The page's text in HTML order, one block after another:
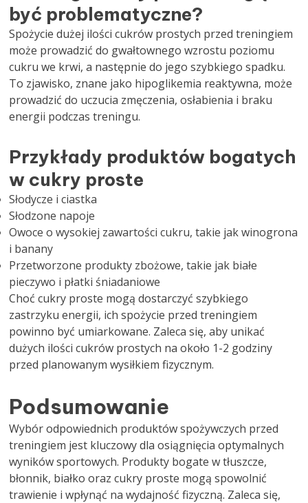
być problematyczne?
Spożycie dużej ilości cukrów prostych przed treningiem
może prowadzić do gwałtownego wzrostu poziomu
cukru we krwi, a następnie do jego szybkiego spadku.
To zjawisko, znane jako hipoglikemia reaktywna, może
prowadzić do uczucia zmęczenia, osłabienia i braku
energii podczas treningu.
Przykłady produktów bogatych
w cukry proste
Słodycze i ciastka
Słodzone napoje
Owoce o wysokiej zawartości cukru, takie jak winogrona
i banany
Przetworzone produkty zbożowe, takie jak białe
pieczywo i płatki śniadaniowe
Choć cukry proste mogą dostarczyć szybkiego
zastrzyku energii, ich spożycie przed treningiem
powinno być umiarkowane. Zaleca się, aby unikać
dużych ilości cukrów prostych na około 1-2 godziny
przed planowanym wysiłkiem fizycznym.
Podsumowanie
Wybór odpowiednich produktów spożywczych przed
treningiem jest kluczowy dla osiągnięcia optymalnych
wyników sportowych. Produkty bogate w tłuszcze,
błonnik, białko oraz cukry proste mogą spowolnić
trawienie i wpłynąć na wydajność fizyczną. Zaleca się,